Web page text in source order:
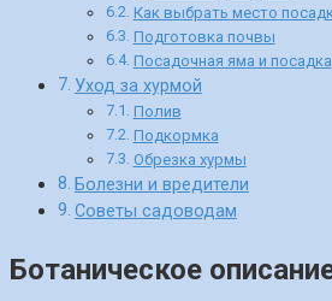
Как выбрать место
Подготовка почвы
Посадочная яма и посадка
Уход за хурмой
Полив
Подкормка
Обрезка хурмы
Болезни и вредители
Советы садоводам
Ботаническое